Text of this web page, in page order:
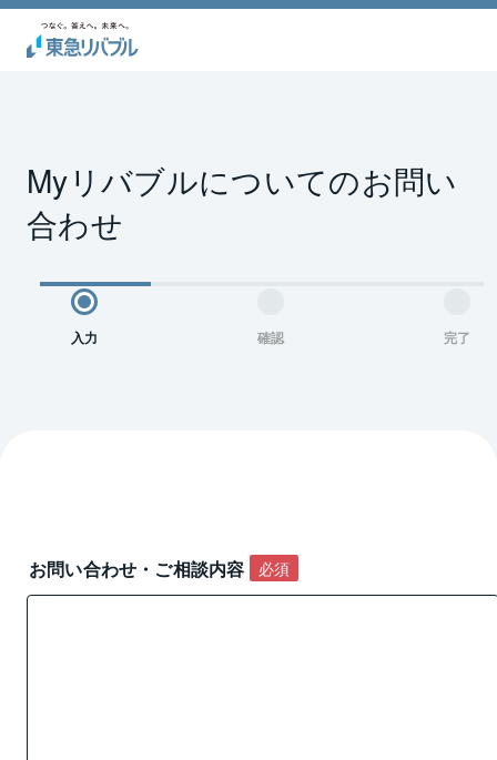
Myリバブルについてのお問い
合わせ
入力 確認 完了
必須